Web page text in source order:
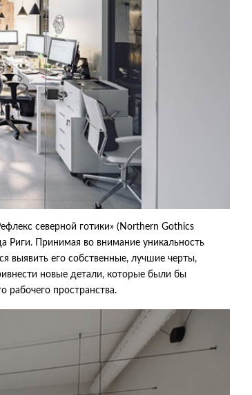
северной готики» (Northern Gothics
Риги. Принимая во внимание уникальность
выявить его собственные, лучшие черты,
новые детали, которые были бы
рабочего пространства.